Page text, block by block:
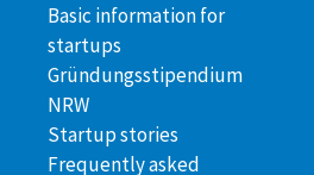
Basic information for
startups
Gründungsstipendium
NRW
Startup stories
Frequently asked